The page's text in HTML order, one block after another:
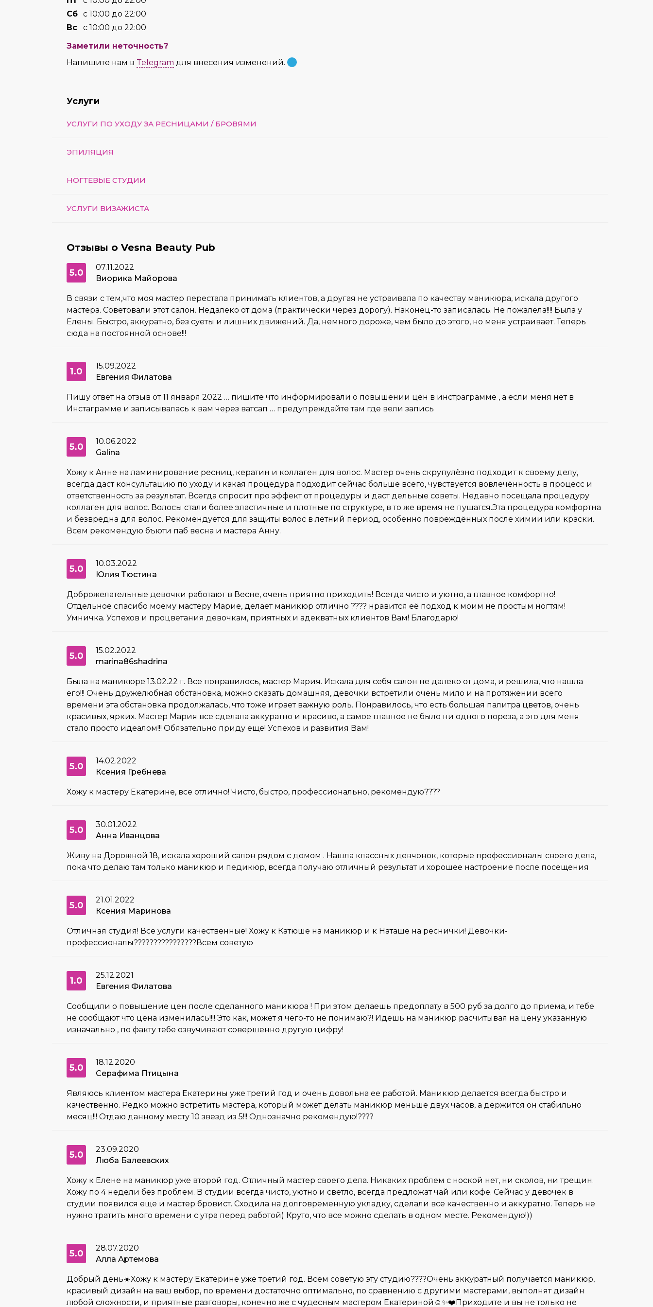
Сб с 10:00 до 22:00
Вс
с 10:00 до 22:00
Заметили неточность?
Напишите нам в Telegram для внесения изменений.
Услуги
УСЛУГИ ПО УХОДУ ЗА РЕСНИЦАМИ / БРОВЯМИ
ЭПИЛЯЦИЯ
НОГТЕВЫЕ СТУДИИ
УСЛУГИ ВИЗАЖИСТА
Отзывы о Vesna Beauty Pub
5.0
07.11.2022
Виорика Майорова
В связи с тем,что моя мастер перестала принимать клиентов, а другая не устраивала по качеству маникюра, искала другого
мастера. Советовали этот салон. Недалеко от дома (практически через дорогу). Наконец-то записалась. Не пожалела!!!! Была у
Елены. Быстро, аккуратно, без суеты и лишних движений. Да, немного дороже, чем было до этого, но меня устраивает. Теперь
сюда на постоянной основе!!!
1.0
15.09.2022
Евгения Филатова
Пишу ответ на отзыв от 11 января 2022 … пишите что информировали о повышении цен в инстраграмме , а если меня нет в
Инстаграмме и записывалась к вам через ватсап … предупреждайте там где вели запись
5.0
10.06.2022
Galina
Хожу к Анне на ламинирование ресниц, кератин и коллаген для волос. Мастер очень скрупулёзно подходит к своему делу,
всегда даст консультацию по уходу и какая процедура подходит сейчас больше всего, чувствуется вовлечённость в процесс и
ответственность за результат. Всегда спросит про эффект от процедуры и даст дельные советы. Недавно посещала процедуру
коллаген для волос. Волосы стали более эластичные и плотные по структуре, в то же время не пушатся.Эта процедура комфортна
и безвредна для волос. Рекомендуется для защиты волос в летний период, особенно повреждённых после химии или краски.
Всем рекомендую бъюти паб весна и мастера Анну.
5.0
10.03.2022
Юлия Тюстина
Доброжелательные девочки работают в Весне, очень приятно приходить! Всегда чисто и уютно, а главное комфортно!
Отдельное спасибо моему мастеру Марие, делает маникюр отлично ???? нравится её подход к моим не простым ногтям!
Умничка. Успехов и процветания девочкам, приятных и адекватных клиентов Вам! Благодарю!
5.0
15.02.2022
marina86shadrina
Была на маникюре 13.02.22 г. Все понравилось, мастер Мария. Искала для себя салон не далеко от дома, и решила, что нашла
его!!! Очень дружелюбная обстановка, можно сказать домашняя, девочки встретили очень мило и на протяжении всего
времени эта обстановка продолжалась, что тоже играет важную роль. Понравилось, что есть большая палитра цветов, очень
красивых, ярких. Мастер Мария все сделала аккуратно и красиво, а самое главное не было ни одного пореза, а это для меня
стало просто идеалом!!! Обязательно приду еще! Успехов и развития Вам!
5.0
14.02.2022
Ксения Гребнева
Хожу к мастеру Екатерине, все отлично! Чисто, быстро, профессионально, рекомендую????
5.0
30.01.2022
Анна Иванцова
Живу на Дорожной 18, искала хороший салон рядом с домом . Нашла классных девчонок, которые профессионалы своего дела,
пока что делаю там только маникюр и педикюр, всегда получаю отличный результат и хорошее настроение после посещения
5.0
21.01.2022
Ксения Маринова
Отличная студия! Все услуги качественные! Хожу к Катюше на маникюр и к Наташе на реснички! Девочки-
профессионалы????????????????Всем советую
1.0
25.12.2021
Евгения Филатова
Сообщили о повышение цен после сделанного маникюра ! При этом делаешь предоплату в 500 руб за долго до приема, и тебе
не сообщают что цена изменилась!!!! Это как, может я чего-то не понимаю?! Идёшь на маникюр расчитывая на цену указанную
изначально , по факту тебе озвучивают совершенно другую цифру!
5.0
18.12.2020
Серафима Птицына
Являюсь клиентом мастера Екатерины уже третий год и очень довольна ее работой. Маникюр делается всегда быстро и
качественно. Редко можно встретить мастера, который может делать маникюр меньше двух часов, а держится он стабильно
месяц!!! Отдаю данному месту 10 звезд из 5!!! Однозначно рекомендую!????
5.0
23.09.2020
Люба Балеевских
Хожу к Елене на маникюр уже второй год. Отличный мастер своего дела. Никаких проблем с ноской нет, ни сколов, ни трещин.
Хожу по 4 недели без проблем. В студии всегда чисто, уютно и светло, всегда предложат чай или кофе. Сейчас у девочек в
студии появился еще и мастер бровист. Сходила на долговременную укладку, сделали все качественно и аккуратно. Теперь не
нужно тратить много времени с утра перед работой) Круто, что все можно сделать в одном месте. Рекомендую!))
5.0
28.07.2020
Алла Артемова
Добрый день☀️Хожу к мастеру Екатерине уже третий год. Всем советую эту студию????Очень аккуратный получается маникюр,
красивый дизайн на ваш выбор, по времени достаточно оптимально, по сравнению с другими мастерами, выполнят дизайн
любой сложности, и приятные разговоры, конечно же с чудесным мастером Екатериной☺️✨❤️Приходите и вы не только не